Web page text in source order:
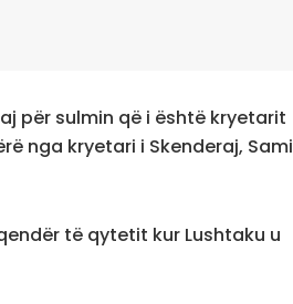
për sulmin që i është kryetarit
nga kryetari i Skenderaj, Sami
të qytetit kur Lushtaku u